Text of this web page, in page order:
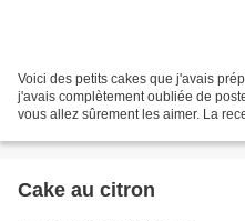
Voici des petits cakes que j'avais
j'avais complètement oubliée de
vous allez sûrement les aimer. La
Cake au citron